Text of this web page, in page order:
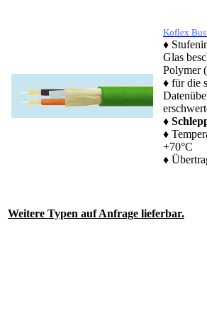
Koflex
♦
Glas
Polymer
♦ für die
♦
♦
+70°C
♦
Weitere Typen auf Anfrage lieferbar.